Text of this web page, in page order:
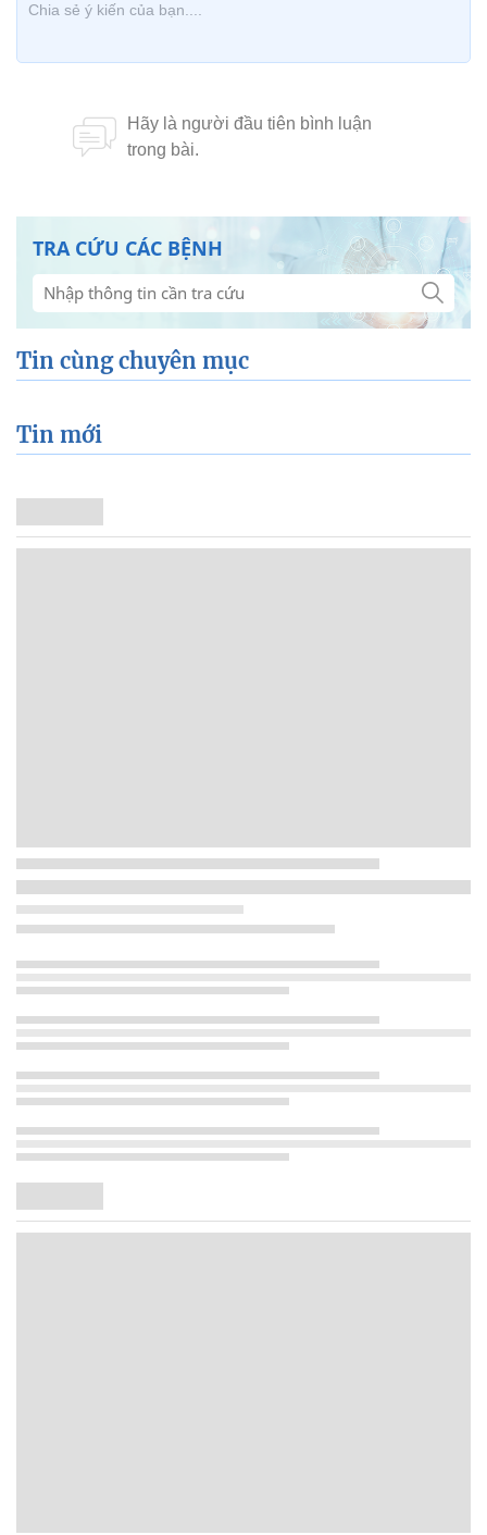
TRA CỨU CÁC BỆNH
Tin cùng chuyên mục
Tin mới